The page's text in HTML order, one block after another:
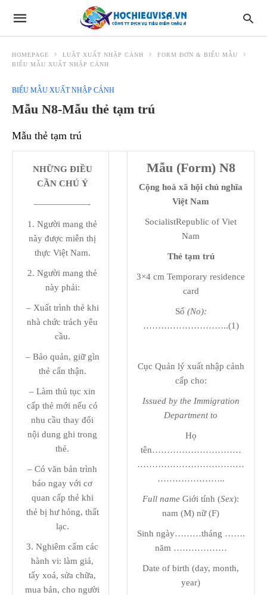
HOMEPAGE LUẬT XUẤT NHẬP CẢNH
FORM ĐƠN & BIỂU MẪU
BIỂU MẪU XUẤT NHẬP CẢNH
BIỂU MẪU XUẤT NHẬP CẢNH
Mẫu N8-Mẫu thẻ tạm trú
Mẫu thẻ tạm trú
NHỮNG ĐIỀU
CẦN CHÚ Ý
——————-
1. Người mang thẻ
này được miễn thị
thực Việt Nam.
2. Người mang thẻ
này phải:
– Xuất trình thẻ khi
nhà chức trách yêu
cầu.
– Bảo quản, giữ gìn
thẻ cẩn thận.
– Làm thủ tục xin
cấp thẻ mới nếu có
nhu cầu thay đổi
nội dung ghi trong
thẻ.
– Có văn bản trình
báo ngay với cơ
quan cấp thẻ khi
thẻ bị hư hỏng, thất
lạc.
3. Nghiêm cấm các
hành vi: làm giả,
tẩy xoá, sửa chữa,
mua bán, cho người
Mẫu (Form) N8
Cộng hoà xã hội chủ nghĩa
Việt Nam
SocialistRepublic of Viet
Nam
Thẻ tạm trú
3×4 cm Temporary residence
card
Số (No):
………………………..(1)
Cục Quản lý xuất nhập cảnh
cấp cho:
Issued by the Immigration
Department to
Họ
tên…………………………
………………………………
…………………..
Full name Giới tính (Sex):
nam (M) nữ (F)
Sinh ngày………tháng …….
năm ………………
Date of birth (day, month,
year)